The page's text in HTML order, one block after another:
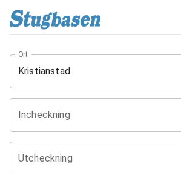
Ort
Incheckning
Utcheckning